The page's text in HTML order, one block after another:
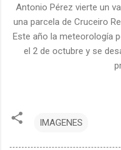
Antonio Pérez vierte un
una parcela de Cruceiro
Este año la meteorología
el 2 de octubre y se
IMAGENES